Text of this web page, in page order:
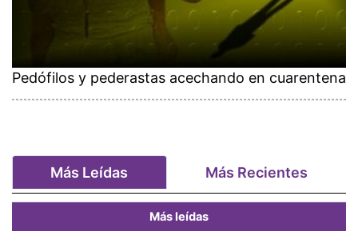
Pedófilos y pederastas acechando en cuarentena
Más Leídas Más Recientes
Más leídas